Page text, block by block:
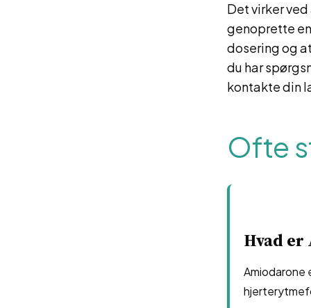
Det virker
genoprette
dosering og
du har
kontakte din
Ofte
Hvad er
Amiodarone